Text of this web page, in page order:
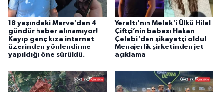
18 yaşındaki Merve'den 4
gündür haber alınamıyor!
Kayıp genç kıza internet
üzerinden yönlendirme
yapıldığı öne sürüldü.
Yeraltı'nın Melek'i Ülkü Hilal
Çiftçi’nin babası Hakan
Çelebi'den şikayetçi oldu!
Menajerlik şirketinden jet
açıklama